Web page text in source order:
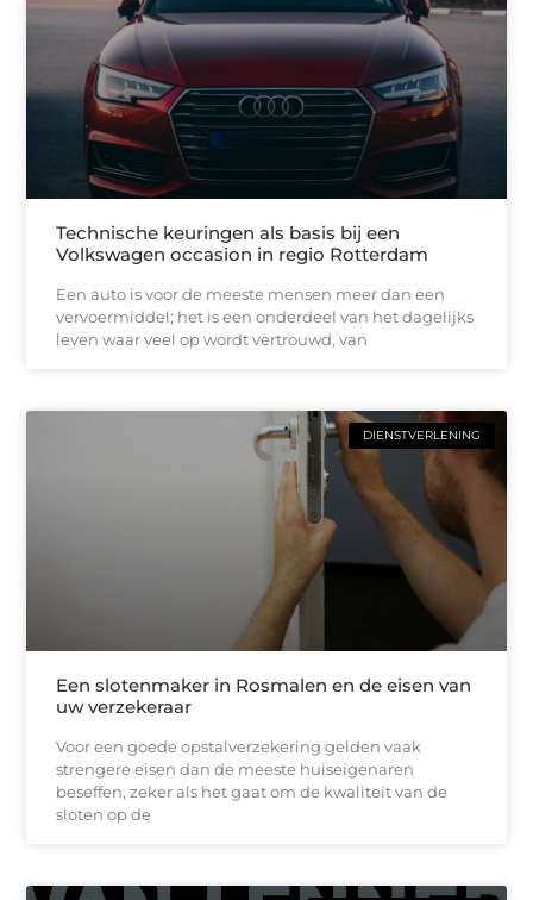
Technische keuringen als basis bij een
Volkswagen occasion in regio Rotterdam
Een auto is voor de meeste mensen meer dan een
vervoermiddel; het is een onderdeel van het dagelijks
leven waar veel op wordt vertrouwd, van
DIENSTVERLENING
Een slotenmaker in Rosmalen en de eisen van
uw verzekeraar
Voor een goede opstalverzekering gelden vaak
strengere eisen dan de meeste huiseigenaren
beseffen, zeker als het gaat om de kwaliteit van de
sloten op de